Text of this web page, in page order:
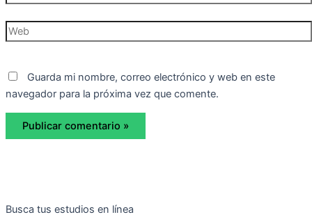
electrónico*
Web
Guarda mi nombre, correo electrónico y web en este
navegador para la próxima vez que comente.
Busca tus estudios en línea